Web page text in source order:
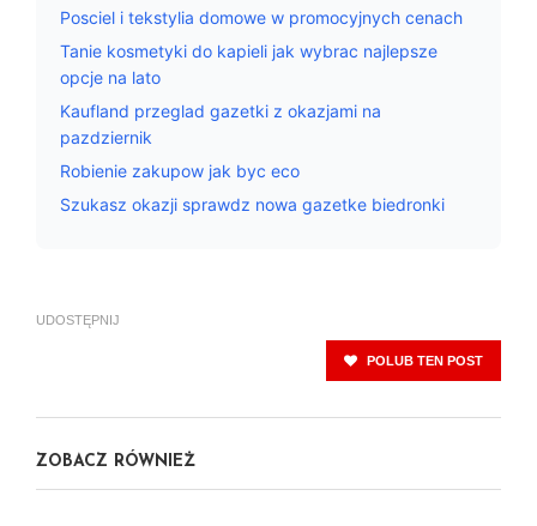
Posciel i tekstylia domowe w promocyjnych cenach
Tanie kosmetyki do kapieli jak wybrac najlepsze
opcje na lato
Kaufland przeglad gazetki z okazjami na
pazdziernik
Robienie zakupow jak byc eco
Szukasz okazji sprawdz nowa gazetke biedronki
UDOSTĘPNIJ
POLUB TEN POST
ZOBACZ RÓWNIEŻ